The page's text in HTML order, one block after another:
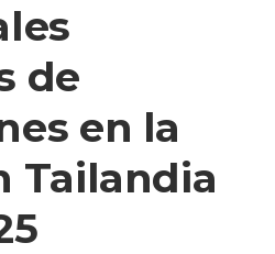
de
en la
Tailandia